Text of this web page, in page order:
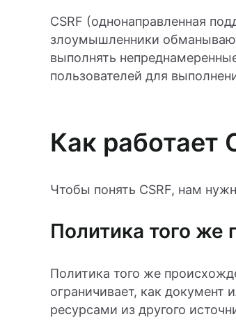
CSRF (однонаправленная
злоумышленники
выполнять
пользователей для
Как работает
Чтобы понять CSRF, нам
Политика того же
Политика того же
ограничивает, как документ
ресурсами из другого